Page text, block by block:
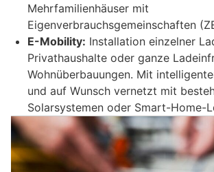
Mehrfamilienhäuser mit
Eigenverbrauchsgemeinschaften
E-Mobility: Installation einzelner
Privathaushalte oder ganze
Wohnüberbauungen. Mit
und auf Wunsch vernetzt mit
Solarsystemen oder Smart-Home-